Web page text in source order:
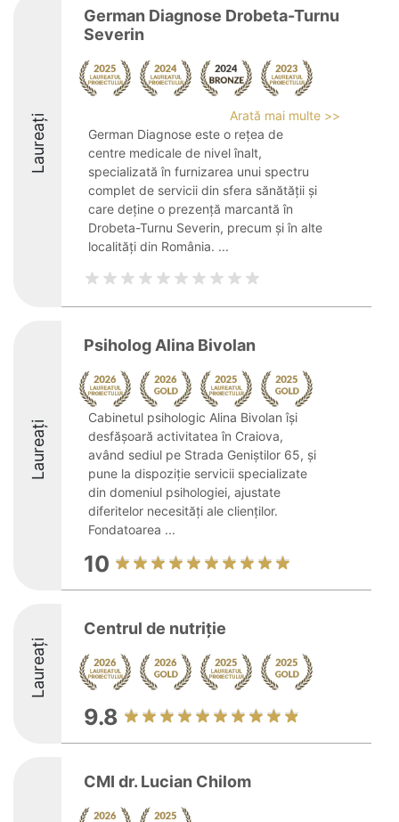
Laureați
German Diagnose Drobeta-Turnu
Severin
Arată mai multe >>
German Diagnose este o rețea de
centre medicale de nivel înalt,
specializată în furnizarea unui spectru
complet de servicii din sfera sănătății și
care deține o prezență marcantă în
Drobeta-Turnu Severin, precum și în alte
localități din România. ...
Laureați
Psiholog Alina Bivolan
Cabinetul psihologic Alina Bivolan își
desfășoară activitatea în Craiova,
având sediul pe Strada Geniștilor 65, și
pune la dispoziție servicii specializate
din domeniul psihologiei, ajustate
diferitelor necesități ale clienților.
Fondatoarea ...
10
Laureați
Centrul de nutriție
9.8
CMI dr. Lucian Chilom